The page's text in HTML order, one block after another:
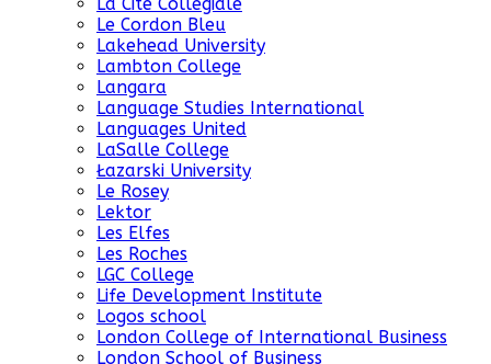
La Cite Collegiale
Le Cordon Bleu
Lakehead University
Lambton College
Langara
Language Studies International
Languages United
LaSalle College
Łazarski University
Le Rosey
Lektor
Les Elfes
Les Roches
LGC College
Life Development Institute
Logos school
London College of International Business
London School of Business